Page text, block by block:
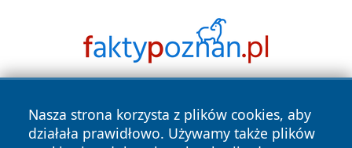
Nasza strona korzysta z plików cookies, aby
działała prawidłowo. Używamy także plików